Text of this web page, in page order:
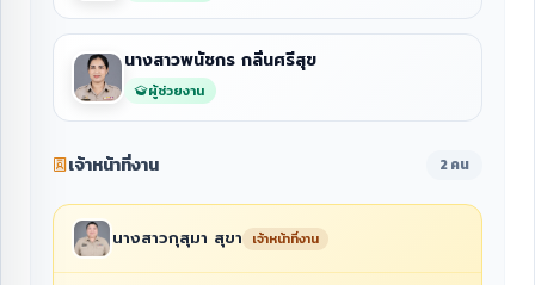
นางสาวพนัชกร กลิ่นศรีสุข
ผู้ช่วยงาน
เจ้าหน้าที่งาน 2 คน
นางสาวกุสุมา สุขา เจ้าหน้าที่งาน